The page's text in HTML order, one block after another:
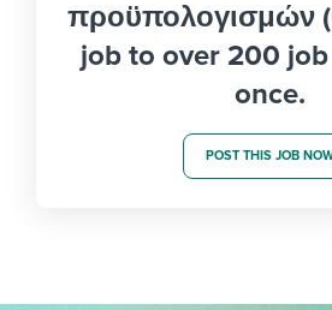
προϋπολογισμών
job to over 200
once.
POST THIS JOB